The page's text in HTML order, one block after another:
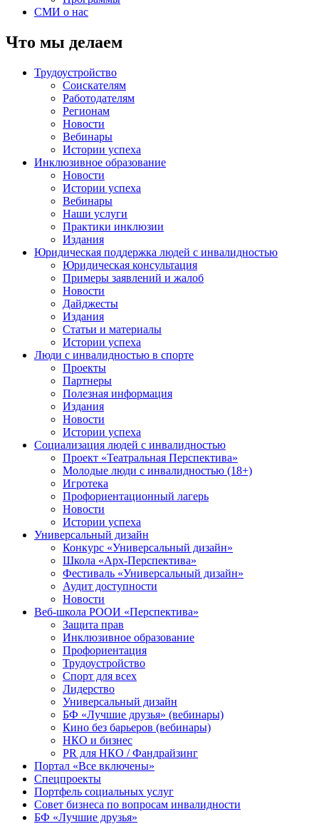
СМИ о нас
Что мы делаем
Трудоустройство
Соискателям
Работодателям
Регионам
Новости
Вебинары
Истории успеха
Инклюзивное образование
Новости
Истории успеха
Вебинары
Наши услуги
Практики инклюзии
Издания
Юридическая поддержка людей с инвалидностью
Юридическая консультация
Примеры заявлений и жалоб
Новости
Дайджесты
Издания
Статьи и материалы
Истории успеха
Люди с инвалидностью в спорте
Проекты
Партнеры
Полезная информация
Издания
Новости
Истории успеха
Социализация людей с инвалидностью
Проект «Театральная Перспектива»
Молодые люди с инвалидностью (18+)
Игротека
Профориентационный лагерь
Новости
Истории успеха
Универсальный дизайн
Конкурс «Универсальный дизайн»
Школа «Арх-Перспектива»
Фестиваль «Универсальный дизайн»
Аудит доступности
Новости
Веб-школа РООИ «Перспектива»
Защита прав
Инклюзивное образование
Профориентация
Трудоустройство
Спорт для всех
Лидерство
Универсальный дизайн
БФ «Лучшие друзья» (вебинары)
Кино без барьеров (вебинары)
НКО и бизнес
PR для НКО / Фандрайзинг
Портал «Все включены»
Спецпроекты
Портфель социальных услуг
Совет бизнеса по вопросам инвалидности
БФ «Лучшие друзья»